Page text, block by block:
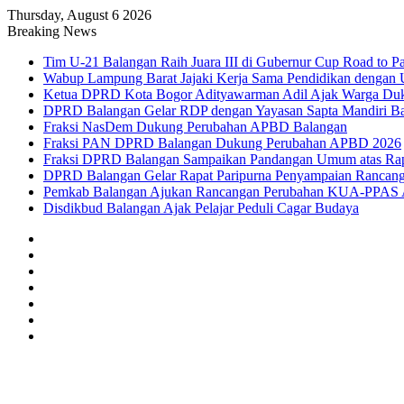
Thursday, August 6 2026
Breaking News
Tim U-21 Balangan Raih Juara III di Gubernur Cup Road to
Wabup Lampung Barat Jajaki Kerja Sama Pendidikan dengan
Ketua DPRD Kota Bogor Adityawarman Adil Ajak Warga
DPRD Balangan Gelar RDP dengan Yayasan Sapta Mandiri
Fraksi NasDem Dukung Perubahan APBD Balangan
Fraksi PAN DPRD Balangan Dukung Perubahan APBD 2026
Fraksi DPRD Balangan Sampaikan Pandangan Umum atas
DPRD Balangan Gelar Rapat Paripurna Penyampaian
Pemkab Balangan Ajukan Rancangan Perubahan KUA-
Disdikbud Balangan Ajak Pelajar Peduli Cagar Budaya